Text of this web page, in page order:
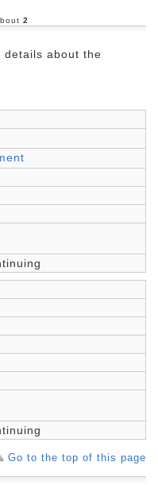
2
details about the
Go to the top of this page